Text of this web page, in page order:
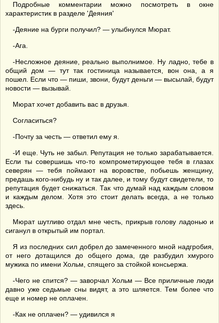
Подробные комментарии можно посмотреть в окне
характеристик в разделе 'Деяния'
-Деяние на бурги получил? — улыбнулся Мюрат.
-Ага.
-Несложное деяние, реально выполнимое. Ну ладно, тебе в
общий дом — тут так гостиница называется, вон она, а я
пошел. Если что — пиши, звони, будут деньги — высылай, будут
новости — вызывай.
Мюрат хочет добавить вас в друзья.
Согласиться?
-Почту за честь — ответил ему я.
-И еще. Чуть не забыл. Репутация не только зарабатывается.
Если ты совершишь что-то компрометирующее тебя в глазах
северян — тебя поймают на воровстве, побьешь женщину,
предашь кого-нибудь ну и так далее, и тому будут свидетели, то
репутация будет снижаться. Так что думай над каждым словом
и каждым делом. Хотя это стоит делать всегда, а не только
здесь.
Мюрат шутливо отдал мне честь, прикрыв голову ладонью и
сиганул в открытый им портал.
Я из последних сил добрел до замеченного мной надгробия,
от него дотащился до общего дома, где разбудил хмурого
мужика по имени Хольм, спящего за стойкой консьержа.
-Чего не спится? — заворчал Хольм — Все приличные люди
давно уже седьмые сны видят, а это шляется. Тем более что
еще и номер не оплачен.
-Как не оплачен? — удивился я